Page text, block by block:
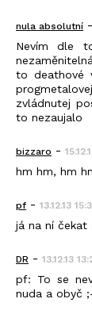
nula absolutní -
Nevím dle
to deathové
zvládnutej
to nezaujalo
bizzaro -
hm hm, hm
pf - 13.12.13
já na ní čekat
DR - 13.12.13
pf: To se
nuda a obyč